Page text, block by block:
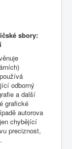
sbory:
odborný
a další
grafické
autorova
chybějící
preciznost,